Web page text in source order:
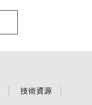
技術資源